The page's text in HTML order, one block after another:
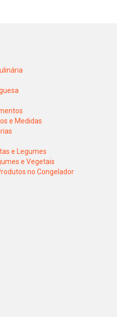
e Medidas
e Legumes
e Vegetais
no Congelador